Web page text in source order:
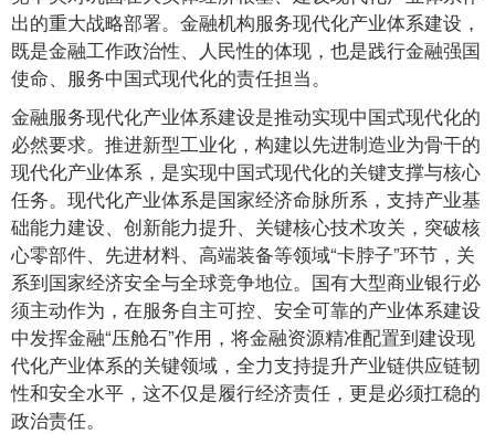
出的重大战略部署。金融机构服务现代化产业体系建设，
既是金融工作政治性、人民性的体现，也是践行金融强国
使命、服务中国式现代化的责任担当。
金融服务现代化产业体系建设是推动实现中国式现代化的
必然要求。推进新型工业化，构建以先进制造业为骨干的
现代化产业体系，是实现中国式现代化的关键支撑与核心
任务。现代化产业体系是国家经济命脉所系，支持产业基
础能力建设、创新能力提升、关键核心技术攻关，突破核
心零部件、先进材料、高端装备等领域“卡脖子”环节，关
系到国家经济安全与全球竞争地位。国有大型商业银行必
须主动作为，在服务自主可控、安全可靠的产业体系建设
中发挥金融“压舱石”作用，将金融资源精准配置到建设现
代化产业体系的关键领域，全力支持提升产业链供应链韧
性和安全水平，这不仅是履行经济责任，更是必须扛稳的
政治责任。